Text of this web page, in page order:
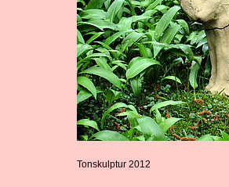
Tonskulptur 2012